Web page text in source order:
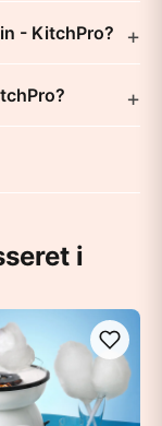
- KitchPro?
i